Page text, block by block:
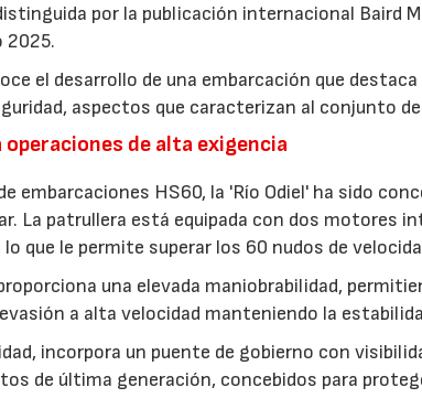
por la publicación internacional Baird
2025.
el desarrollo de una embarcación que
aspectos que caracterizan al conjunto
de alta exigencia
embarcaciones HS60, la 'Río Odiel' ha sido
La patrullera está equipada con dos motores
que le permite superar los 60 nudos de
una elevada maniobrabilidad,
a alta velocidad manteniendo la
incorpora un puente de gobierno con
de última generación, concebidos para